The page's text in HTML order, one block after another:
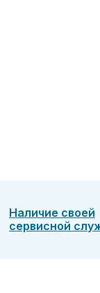
Наличие своей
сервисной